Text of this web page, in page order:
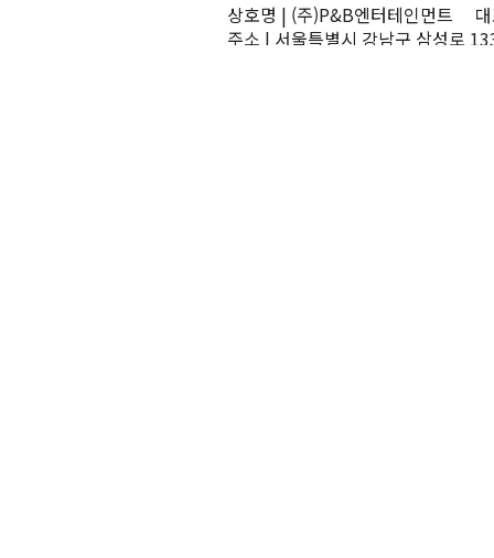
상호명 | (주)P&B엔터테인먼트
주소 | 서울특별시 강남구 삼성로